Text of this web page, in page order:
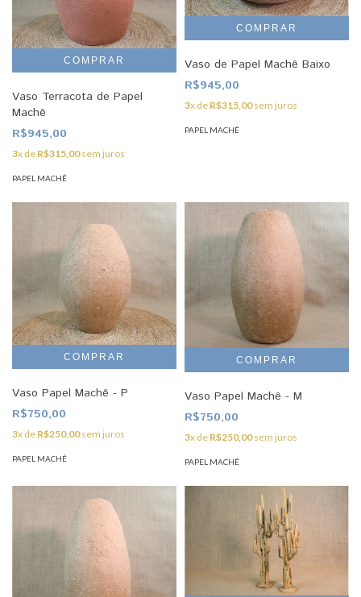
Vaso Terracota de Papel
Machê
R$945,00
3x de R$315,00sem juros
PAPEL MACHÊ
Vaso de Papel Machê Baixo
R$945,00
3x de R$315,00sem juros
PAPEL MACHÊ
Vaso Papel Machê - P
R$750,00
3x de R$250,00sem juros
PAPEL MACHÊ
Vaso Papel Machê - M
R$750,00
3x de R$250,00sem juros
PAPEL MACHÊ